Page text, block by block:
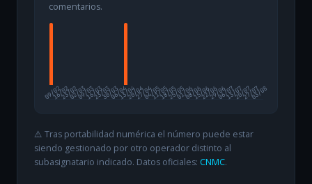
comentarios.
09/02
16/0223/0202/0309/0316/0323/0330/0306/0413/0420/0427/0404/0511/0518/0525/0501/0608/0615/0622/0629/0606/0713/0720/0727/07
03/08
⚠️ Tras portabilidad numérica el número puede estar
siendo gestionado por otro operador distinto al
subasignatario indicado. Datos oficiales: CNMC.